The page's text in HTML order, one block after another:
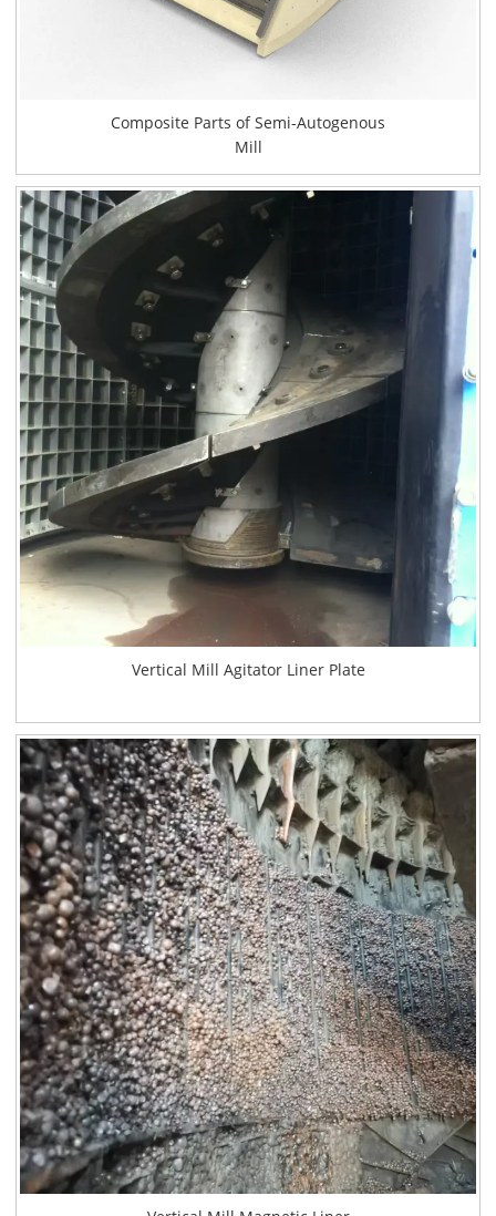
Composite Parts of Semi-Autogenous
Mill
Vertical Mill Agitator Liner Plate